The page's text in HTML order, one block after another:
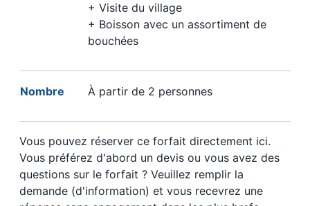
+ Visite du village
+ Boisson avec un assortiment de
bouchées
Nombre À partir de 2 personnes
Vous pouvez réserver ce forfait directement ici.
Vous préférez d'abord un devis ou vous avez des
questions sur le forfait ? Veuillez remplir la
demande (d'information) et vous recevrez une